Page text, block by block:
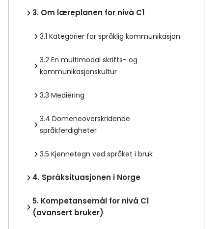
3. Om læreplanen for nivå C1
3.1 Kategorier for språklig kommunikasjon
3.2 En multimodal skrifts- og
kommunikasjonskultur
3.3 Mediering
3.4 Domeneoverskridende
språkferdigheter
3.5 Kjennetegn ved språket i bruk
4. Språksituasjonen i Norge
5. Kompetansemål for nivå C1
(avansert bruker)